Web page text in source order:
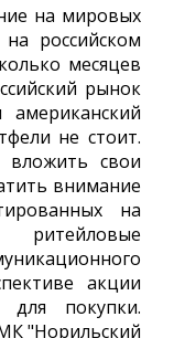
на мировых
российском
месяцев
рынок
не стоит.
вложить свои
внимание
на
ритейловые
акции
для покупки.
"Норильский